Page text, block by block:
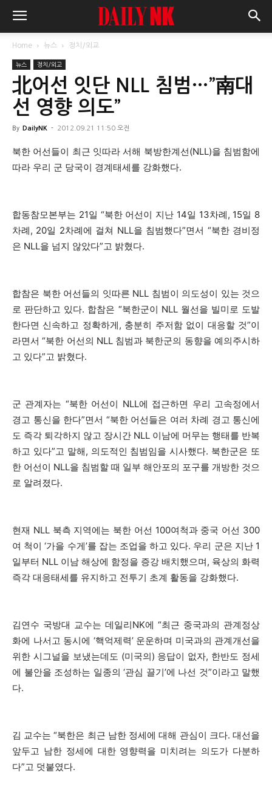
Home 뉴스 정치/외교
뉴스 정치/외교
北어선 잇단 NLL 침범…”南대
선 영향 의도”
By DailyNK - 2012.09.21 11:50 오전
북한 어선들이 최근 잇따라 서해 북방한계선(NLL)을 침범함에
따라 우리 군 당국이 경계태세를 강화했다.
합동참모본부는 21일 “북한 어선이 지난 14일 13차례, 15일 8
차례, 20일 2차례에 걸쳐 NLL을 침범했다”면서 “북한 경비정
은 NLL을 넘지 않았다”고 밝혔다.
합참은 북한 어선들의 잇따른 NLL 침범이 의도성이 있는 것으
로 판단하고 있다. 합참은 “북한군이 NLL 월선을 빌미로 도발
한다면 신속하고 정확하게, 충분히 주저함 없이 대응할 것”이
라면서 “북한 어선의 NLL 침범과 북한군의 동향을 예의주시하
고 있다”고 밝혔다.
군 관계자는 “북한 어선이 NLL에 접근하면 우리 고속정에서
경고 통신을 한다”면서 “북한 어선들은 여러 차례 경고 통신에
도 즉각 퇴각하지 않고 장시간 NLL 이남에 머무는 행태를 반복
하고 있다”고 말해, 의도적인 침범임을 시사했다. 북한군은 또
한 어선이 NLL을 침범할 때 일부 해안포의 포구를 개방한 것으
로 알려졌다.
현재 NLL 북측 지역에는 북한 어선 100여척과 중국 어선 300
여 척이 ‘가을 수게’를 잡는 조업을 하고 있다. 우리 군은 지난 1
일부터 NLL 이남 해상에 함정을 증강 배치했으며, 육상의 화력
즉각 대응태세를 유지하고 전투기 초계 활동을 강화했다.
김연수 국방대 교수는 데일리NK에 “최근 중국과의 관계정상
화에 나서고 동시에 ‘핵억제력’ 운운하며 미국과의 관계개선을
위한 시그널을 보냈는데도 (미국의) 응답이 없자, 한반도 정세
에 불안을 조성하는 일종의 ‘관심 끌기’에 나선 것”이라고 말했
다.
김 교수는 “북한은 최근 남한 정세에 대해 관심이 크다. 대선을
앞두고 남한 정세에 대한 영향력을 미치려는 의도가 다분하
다”고 덧붙였다.